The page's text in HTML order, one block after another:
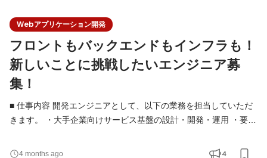
Webアプリケーション開発
フロントもバックエンドもインフラも！
新しいことに挑戦したいエンジニア募
集！
■ 仕事内容 開発エンジニアとして、以下の業務を担当していただ
きます。 ・大手企業向けサービス基盤の設計・開発・運用 ・要件
／バックエンド／インフラを横断した開発 ・技術選定やアーキテ
4 months ago 4